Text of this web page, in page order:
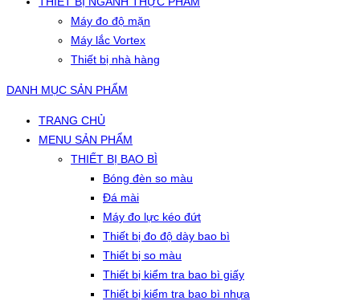
Máy đo độ mặn
Máy lắc Vortex
Thiết bị nhà hàng
DANH MỤC SẢN PHẨM
TRANG CHỦ
MENU SẢN PHẨM
THIẾT BỊ BAO BÌ
Bóng đèn so màu
Đá mài
Máy đo lực kéo đứt
Thiết bị đo độ dày bao bì
Thiết bị so màu
Thiết bị kiểm tra bao bì giấy
Thiết bị kiểm tra bao bì nhựa